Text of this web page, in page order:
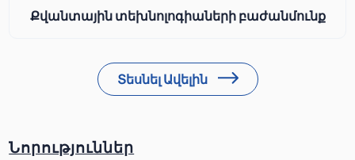
Քվանտային տեխնոլոգիաների բաժանմունք
Տեսնել Ավելին
Նորություններ